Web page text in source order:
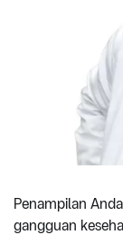
Penampilan
gangguan